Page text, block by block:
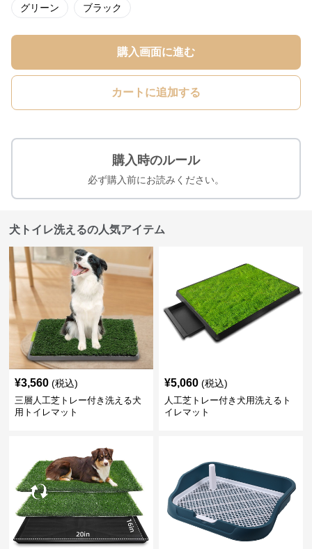
グリーン ブラック
購入画面に進む
カートに追加する
購入時のルール
必ず購入前にお読みください。
犬トイレ洗えるの人気アイテム
¥3,560 (税込)
三層人工芝トレー付き洗える犬
用トイレマット
¥5,060 (税込)
人工芝トレー付き犬用洗えるト
イレマット